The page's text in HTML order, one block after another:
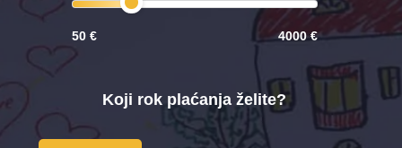
50 € 4000 €
Koji rok plaćanja želite?